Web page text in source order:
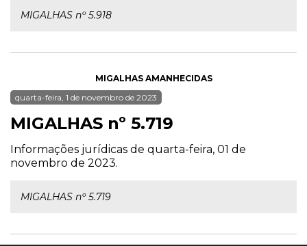
MIGALHAS nº 5.918
MIGALHAS AMANHECIDAS
quarta-feira, 1 de novembro de 2023
MIGALHAS nº 5.719
Informações jurídicas de quarta-feira, 01 de
novembro de 2023.
MIGALHAS nº 5.719